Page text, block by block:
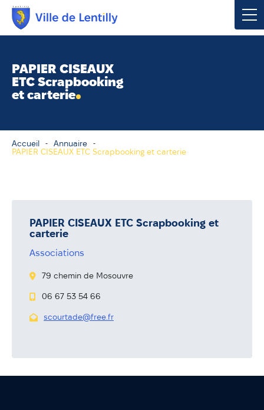
PAPIER CISEAUX
ETC Scrapbooking
et carterie
Accueil
Annuaire
PAPIER CISEAUX ETC Scrapbooking et carterie
PAPIER CISEAUX ETC Scrapbooking et
carterie
Associations
79 chemin de Mosouvre
06 67 53 54 66
scourtade@free.fr
Votre mairie
Vivre à Lentilly
Social & Économie
Contacter votre mairie